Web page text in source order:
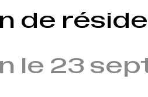
de
le 23